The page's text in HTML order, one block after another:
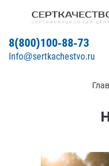
8(800)100-88-73
Info@sertkachestvo.ru